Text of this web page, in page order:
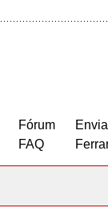
Fórum
FAQ